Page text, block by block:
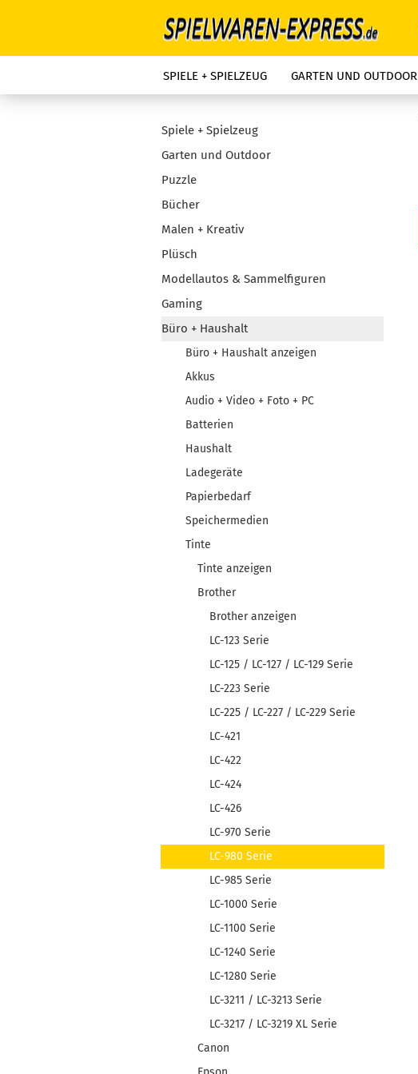
SPIELE + SPIELZEUG GARTEN UND OUTDOOR
Spiele + Spielzeug
Garten und Outdoor
Puzzle
Bücher
Malen + Kreativ
Plüsch
Modellautos & Sammelfiguren
Gaming
Büro + Haushalt
Büro + Haushalt anzeigen
Akkus
Audio + Video + Foto + PC
Batterien
Haushalt
Ladegeräte
Papierbedarf
Speichermedien
Tinte
Tinte anzeigen
Brother
Brother anzeigen
LC-123 Serie
LC-125 / LC-127 / LC-129 Serie
LC-223 Serie
LC-225 / LC-227 / LC-229 Serie
LC-421
LC-422
LC-424
LC-426
LC-970 Serie
LC-980 Serie
LC-985 Serie
LC-1000 Serie
LC-1100 Serie
LC-1240 Serie
LC-1280 Serie
LC-3211 / LC-3213 Serie
LC-3217 / LC-3219 XL Serie
Canon